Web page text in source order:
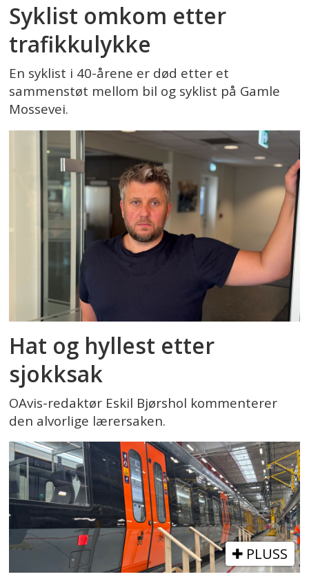
Syklist omkom etter
trafikkulykke
En syklist i 40-årene er død etter et
sammenstøt mellom bil og syklist på Gamle
Mossevei.
Hat og hyllest etter
sjokksak
OAvis-redaktør Eskil Bjørshol kommenterer
den alvorlige lærersaken.
PLUSS